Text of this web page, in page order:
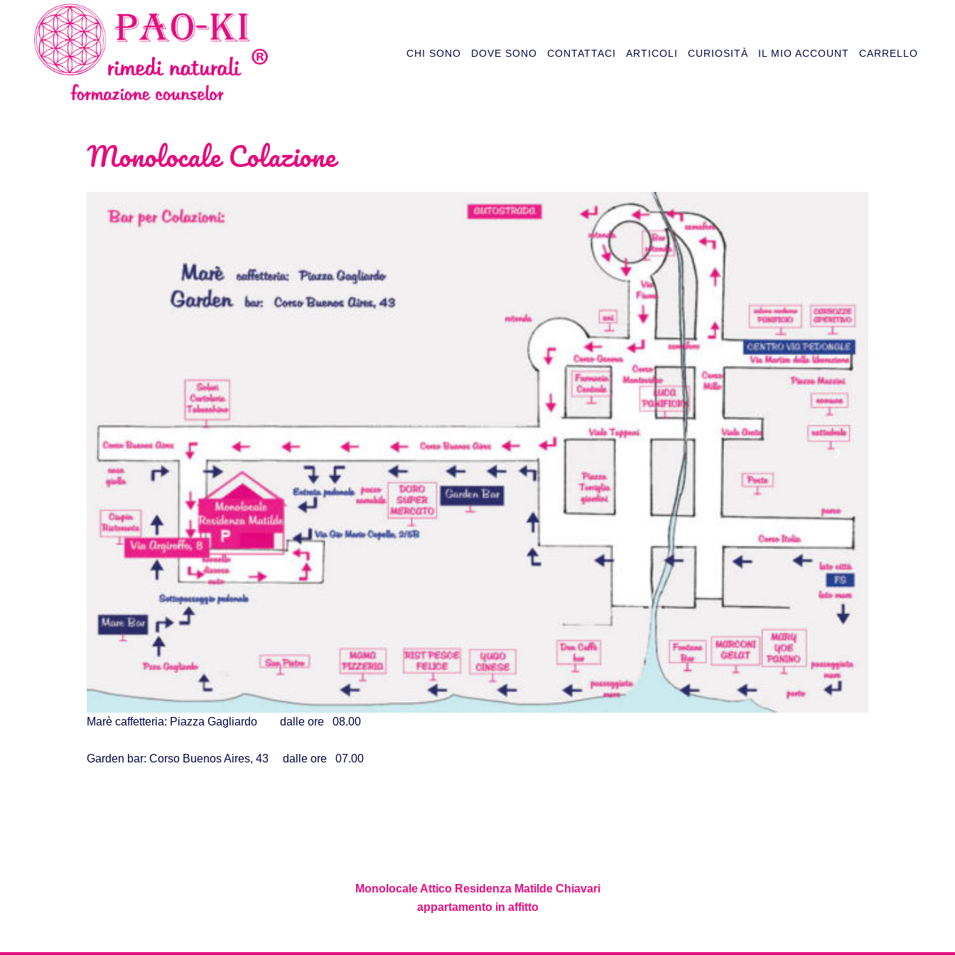
CHI SONO DOVE SONO CONTATTACI ARTICOLI CURIOSITÀ IL MIO ACCOUNT CARRELLO
Monolocale Colazione
Marè caffetteria: Piazza Gagliardo dalle ore 08.00
Garden bar: Corso Buenos Aires, 43 dalle ore 07.00
Monolocale Attico Residenza Matilde Chiavari
appartamento in affitto